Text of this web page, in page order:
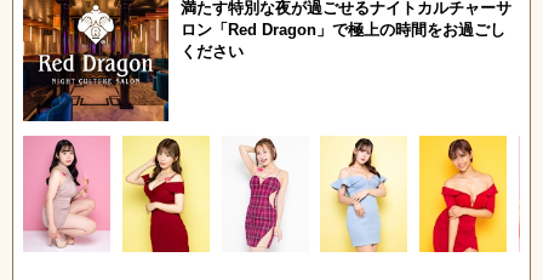
満たす特別な夜が過ごせるナイトカルチャーサ
ロン「Red Dragon」で極上の時間をお過ごし
ください女の子ログイン
新規会員登録
関東
東海
中四国 九州
沖縄 全国TOP